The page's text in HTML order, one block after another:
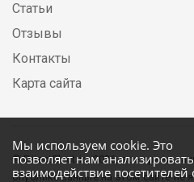
Мы используем cookie. Это
позволяет нам анализировать
взаимодействие посетителей
Статьи
Отзывы
Контакты
Карта сайта
© DirectElectric, 2026, все права
опубликованные на этом сайте не